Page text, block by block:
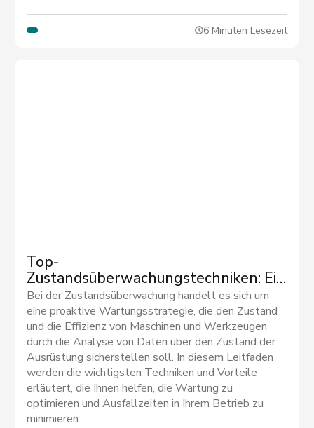
6 Minuten Lesezeit
Top-
Zustandsüberwachungstechniken: Ein
umfassender Leitfaden
Bei der Zustandsüberwachung handelt es sich um
eine proaktive Wartungsstrategie, die den Zustand
und die Effizienz von Maschinen und Werkzeugen
durch die Analyse von Daten über den Zustand der
Ausrüstung sicherstellen soll. In diesem Leitfaden
werden die wichtigsten Techniken und Vorteile
erläutert, die Ihnen helfen, die Wartung zu
optimieren und Ausfallzeiten in Ihrem Betrieb zu
minimieren.